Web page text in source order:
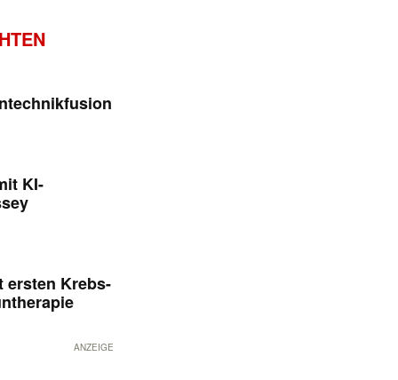
KI-
ersten Krebs-
ANZEIGE